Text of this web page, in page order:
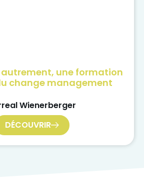
autrement, une formation
change management
Wienerberger
DÉCOUVRIR